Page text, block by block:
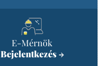
E-Mérnök
Bejelentkezés →